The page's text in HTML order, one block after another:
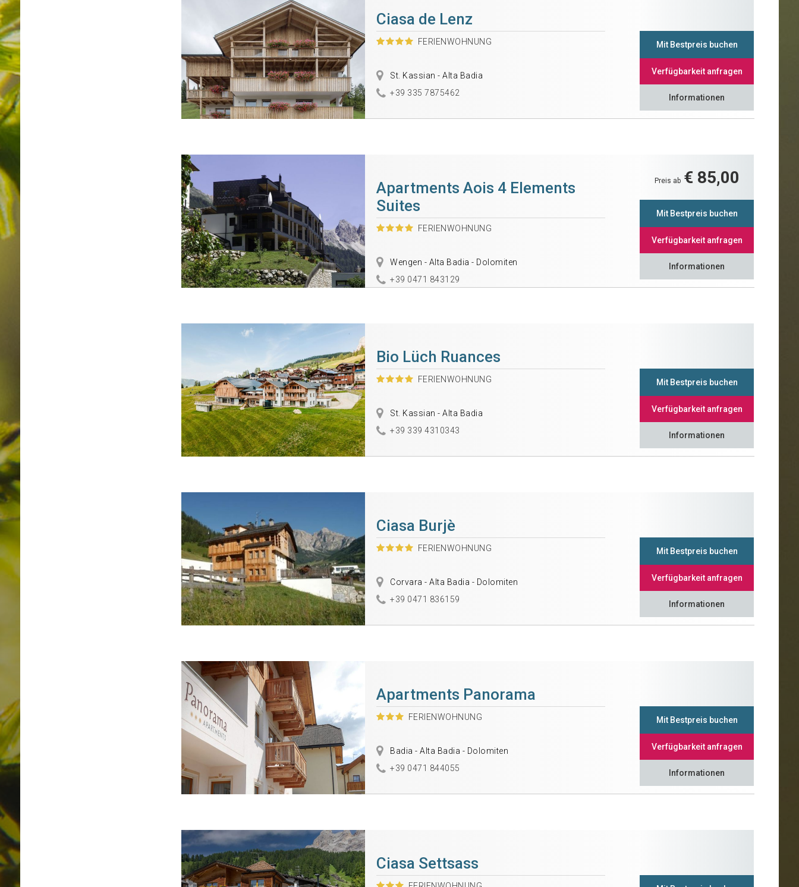
Ciasa de Lenz
FERIENWOHNUNG
St. Kassian - Alta Badia
+39 335 7875462
Mit Bestpreis buchen
Verfügbarkeit anfragen
Informationen
Apartments Aois 4 Elements
Suites
FERIENWOHNUNG
Wengen - Alta Badia - Dolomiten
+39 0471 843129
Preis ab € 85,00
Mit Bestpreis buchen
Verfügbarkeit anfragen
Informationen
Bio Lüch Ruances
FERIENWOHNUNG
St. Kassian - Alta Badia
+39 339 4310343
Mit Bestpreis buchen
Verfügbarkeit anfragen
Informationen
Ciasa Burjè
FERIENWOHNUNG
Corvara - Alta Badia - Dolomiten
+39 0471 836159
Mit Bestpreis buchen
Verfügbarkeit anfragen
Informationen
Apartments Panorama
FERIENWOHNUNG
Badia - Alta Badia - Dolomiten
+39 0471 844055
Mit Bestpreis buchen
Verfügbarkeit anfragen
Informationen
Ciasa Settsass